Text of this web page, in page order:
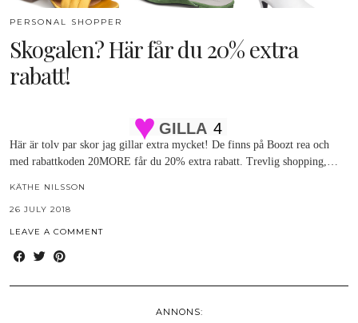
PERSONAL SHOPPER
Skogalen? Här får du 20% extra
rabatt!
GILLA 4
Här är tolv par skor jag gillar extra mycket! De finns på Boozt rea och
med rabattkoden 20MORE får du 20% extra rabatt. Trevlig shopping,…
KÄTHE NILSSON
26 JULY 2018
LEAVE A COMMENT
ANNONS: